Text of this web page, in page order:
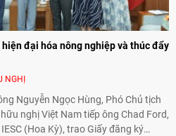
hiện đại hóa nông nghiệp và thúc đẩy
NGHỊ
Nguyễn Ngọc Hùng, Phó Chủ tịch
nghị Việt Nam tiếp ông Chad Ford,
(Hoa Kỳ), trao Giấy đăng ký